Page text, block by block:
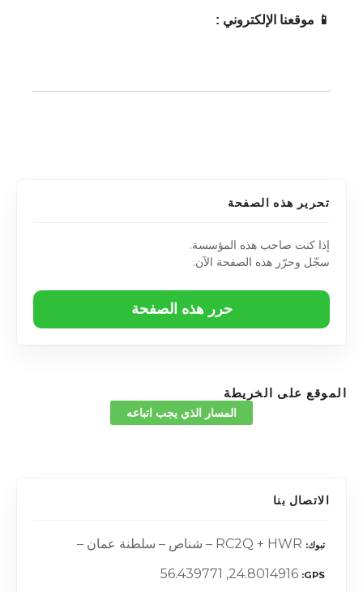
📱 موقعنا الإلكتروني :
تحرير هذه الصفحة
إذا كنت صاحب هذه المؤسسة.
سجّل وحرّر هذه الصفحة الآن.
حرر هذه الصفحة
الموقع على الخريطة
المسار الذي يجب اتباعه
الاتصال بنا
تبوك RC2Q + HWR – شناص – سلطنة عمان –
GPS
24.8014916, 56.439771